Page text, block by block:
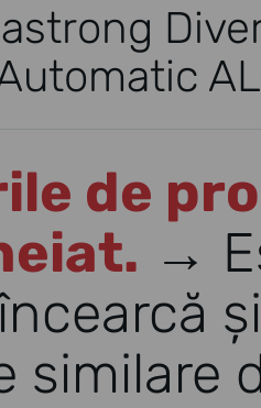
de
→
similare